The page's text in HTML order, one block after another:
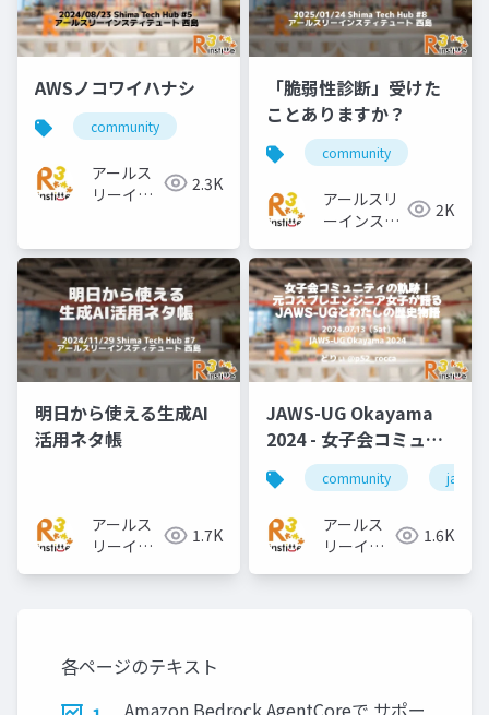
AWSノコワイハナシ
community
アールス
リーイン
2.3K
「脆弱性診断」受けた
ことありますか？
community
アールスリ
ーインステ
2K
明日から使える生成AI
活用ネタ帳
アールス
リーイン
1.7K
JAWS-UG Okayama
2024 - 女子会コミュニ
ティの軌跡！元コスプ
レエンジニア女子が語
るJAWS-UGとわたしの
歴史物語
community jawsug
アールス
リーイン
1.6K
各ページのテキスト